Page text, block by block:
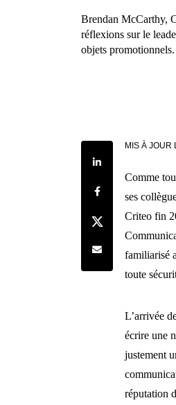
Brendan McCarthy,
réflexions sur le
objets promotionnels.
Share on LinkedIn
Share on Facebook
Share on Twitter
Share by e-mail
MIS À JOUR
Comme
ses
Criteo fin
familiarisé
toute
L’arrivée
écrire une
justement
réputation